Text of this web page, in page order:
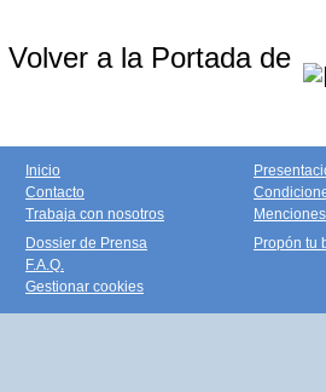
Volver a la Portada de
Inicio
Contacto
Trabaja con nosotros
Dossier de Prensa
F.A.Q.
Gestionar cookies
Propón tu